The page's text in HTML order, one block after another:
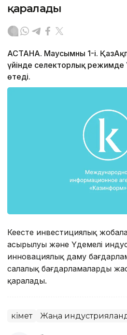
қаралады
АСТАНА. Маусымның 1-і.
үйінде селекторлық
өтеді.
Кеңесте инвестициялық
асырылуы және Үдемелі
инновациялық даму
салалық бағдарламалардың
қаралады.
Үкімет Жаңа